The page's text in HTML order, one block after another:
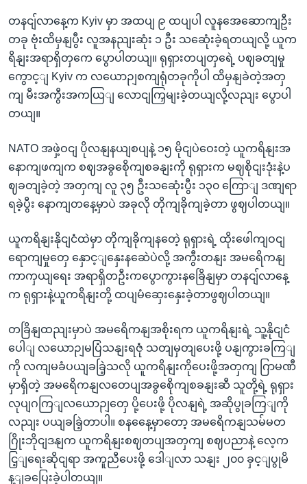
တနငျ်လာနေ့က Kyiv မှာ အထပျ ၉ ထပျပါ လူနအေဆောကျဦး
တခု ဗုံးထိမှနျပွီး လူအနညျးဆုံး ၁ ဦး သဆေုံးခဲ့ရတယျလို့ ယူက
ရိနျးအရာရှိတှကေ ပွောပါတယျ။ ရုရှားတပျတှရေဲ့ ပဈခတျမှု
ကွောင့ျ Kyiv က လယောဉျစကျရုံတခုကိုပါ ထိမှနျခဲတဲ့အတှ
ကျ မီးအကွီးအကယြျ လောငျကြှမျးခဲ့တယျလို့လညျး ပွောပါ
တယျ။
NATO အဖှဲ့ဝငျ ပိုလနျနယျစပျနဲ့ ၁၅ မိုငျပဲဝေးတဲ့ ယူကရိနျးအ
နောကျဖကျက စဈအခွစေိုကျစခနျးကို ရုရှားက မဈစိုငျးဒုံးနဲ့ပ
ဈခတျခဲ့တဲ့ အတှကျ လူ ၃၅ ဦးသဆေုံးပွီး ၁၃၀ ကြောျ ဒဏျရာ
ရခဲ့ပွီး နောကျတနေ့မှာပဲ အခုလို တိုကျခိုကျခဲ့တာ ဖွဈပါတယျ။
ယူကရိနျးနိုငျငံထဲမှာ တိုကျခိုကျနတေဲ့ ရုရှားရဲ့ ထိုးဖေါကျဝငျ
ရောကျမှုတှေ နှောင့ျနှေးနဆေဲပဲလို့ အကွီးတနျး အမရေိကနျ
ကာကှယျရေး အရာရှိတဦးကပွောကွားနခြေိနျမှာ တနငျ်လာနေ့
က ရုရှားနဲ့ယူကရိနျးတို့ ထပျမံဆှေးနှေးခဲ့တာဖွဈပါတယျ။
တခြိနျထညျးမှာပဲ အမရေိကနျအစိုးရက ယူကရိနျးရဲ့ သူ့နိုငျငံ
ပေါျ လယောဉျမပြံသနျးရဇုံ သတျမှတျပေးဖို့ ပနျကွားခကြျ
ကို လကျမခံပယျခခြဲ့သလို ယူကရိနျးကိုပေးဖို့အတှကျ ဂြာမဏီ
မှာရှိတဲ့ အမရေိကနျလတေပျအခွစေိုကျစခနျးဆီ သူတို့ရဲ့ ရုရှား
လုပျဂကြျလယောဉျတှေ ပို့ပေးဖို့ ပိုလနျရဲ့ အဆိုပွုခကြျကို
လညျး ပယျခခြဲ့တာပါ။ စနနေေ့မှာတော့ အမရေိကနျသမ်မတ
ဂြိုးဘိုငျဒနျက ယူကရိနျးစဈတပျအတှကျ စဈပညာနဲ့ လေ့က
ငြ့ျရေးဆိုငျရာ အကူညီပေးဖို့ ဒေါျလာ သနျး ၂၀၀ ခှင့ျပွုမိ
န့ျခပြေးခဲ့ပါတယျ။